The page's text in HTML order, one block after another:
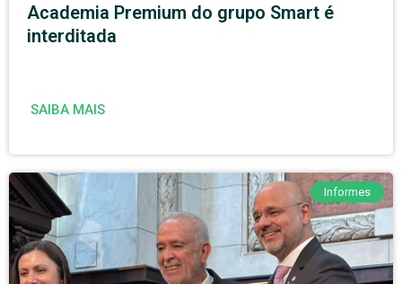
Academia Premium do grupo Smart é
interditada
SAIBA MAIS
Informes